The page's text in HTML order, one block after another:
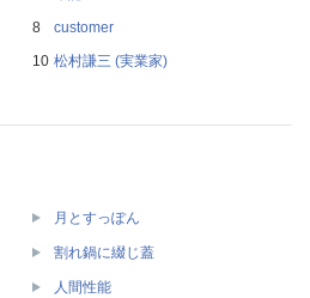
customer
松村謙三 (実業家)
月とすっぽん
割れ鍋に綴じ蓋
人間性能